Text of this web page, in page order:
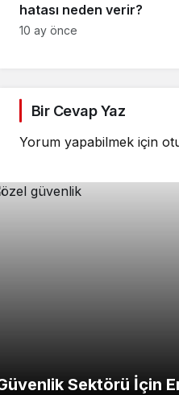
hatası neden verir?
10 ay önce
Bir Cevap Yaz
Yorum yapabilmek için
Sektörü İçin